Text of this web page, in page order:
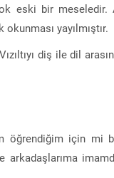
eski bir
yayılmıştır.
diş ile dil
öğrendiğim için mi